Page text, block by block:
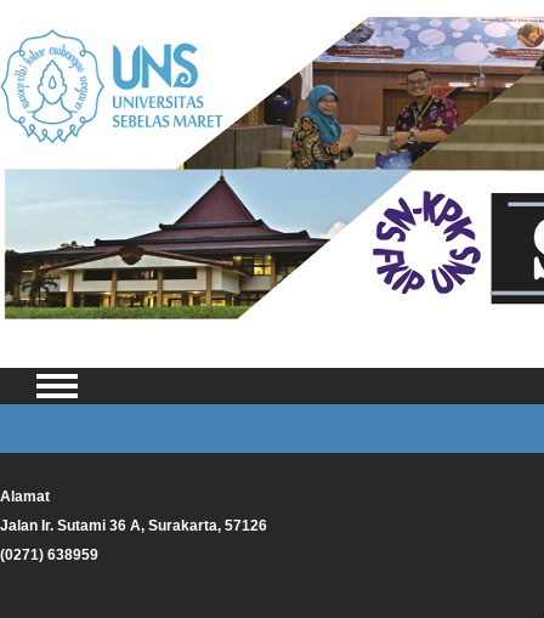
Alamat
Jalan Ir. Sutami 36 A, Surakarta, 57126
(0271) 638959